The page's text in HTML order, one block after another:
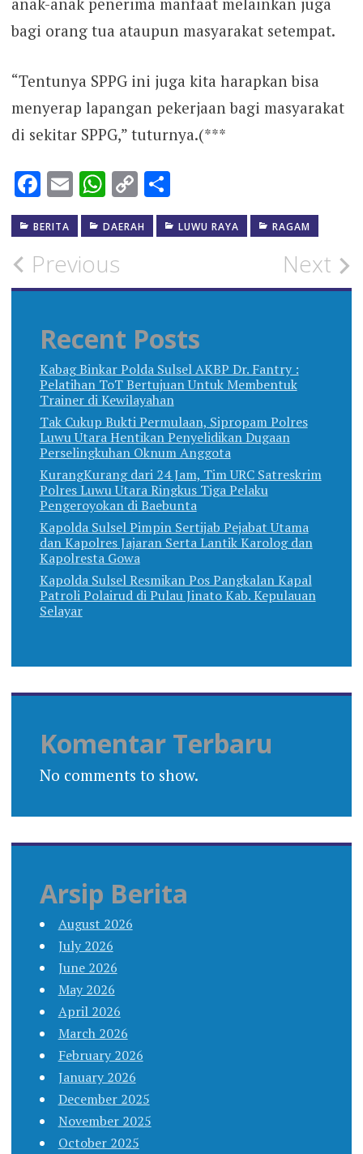
bagi orang tua ataupun masyarakat setempat.
“Tentunya SPPG ini juga kita harapkan bisa
menyerap lapangan pekerjaan bagi masyarakat
di sekitar SPPG,” tuturnya.(***
Facebook
EmailWhatsApp
Copy
Link
Share
BERITA DAERAH LUWU RAYA RAGAM
Post
navigation
Previous Next
Recent Posts
Kabag Binkar Polda Sulsel AKBP Dr. Fantry :
Pelatihan ToT Bertujuan Untuk Membentuk
Trainer di Kewilayahan
Tak Cukup Bukti Permulaan, Sipropam Polres
Luwu Utara Hentikan Penyelidikan Dugaan
Perselingkuhan Oknum Anggota
KurangKurang dari 24 Jam, Tim URC Satreskrim
Polres Luwu Utara Ringkus Tiga Pelaku
Pengeroyokan di Baebunta
Kapolda Sulsel Pimpin Sertijab Pejabat Utama
dan Kapolres Jajaran Serta Lantik Karolog dan
Kapolresta Gowa
Kapolda Sulsel Resmikan Pos Pangkalan Kapal
Patroli Polairud di Pulau Jinato Kab. Kepulauan
Selayar
Komentar Terbaru
No comments to show.
Arsip Berita
August 2026
July 2026
June 2026
May 2026
April 2026
March 2026
February 2026
January 2026
December 2025
November 2025
October 2025